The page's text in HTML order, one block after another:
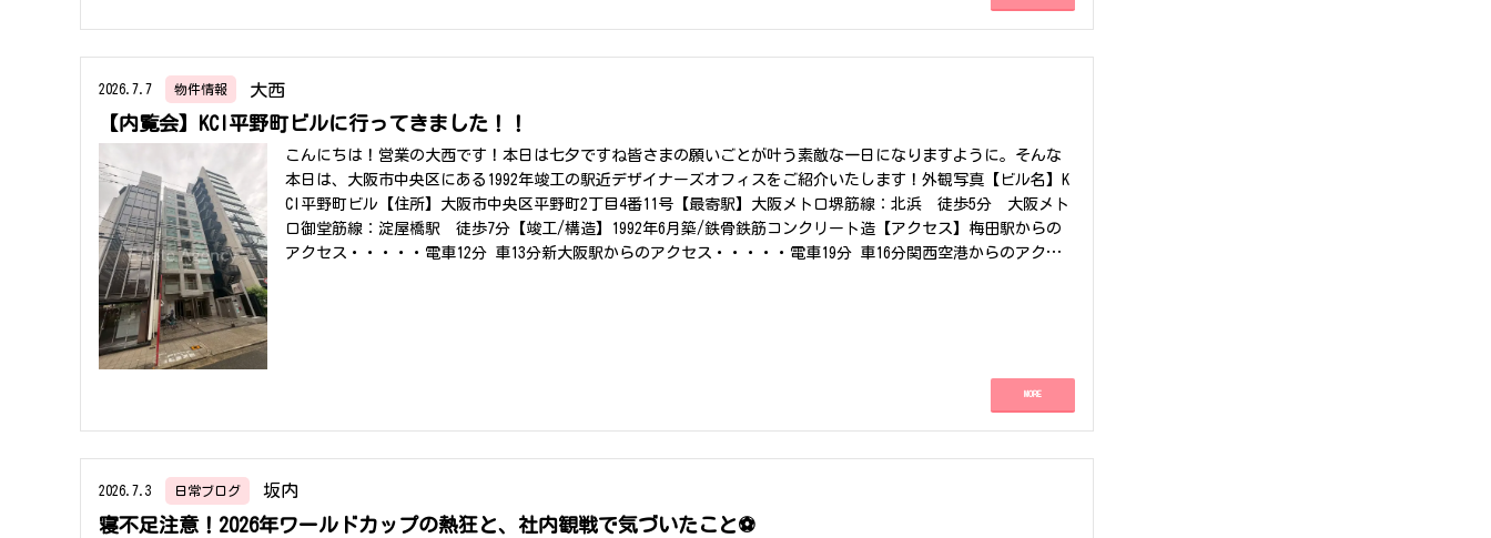
た。そもそも的な視点が大変勉強になりました。以上おすすめの本あれば教えてください！最後までお読みいた
2026.7.7 物件情報 大西
【内覧会】KCI平野町ビルに行ってきました！！
こんにちは！営業の大西です！本日は七夕ですね皆さまの願いごとが叶う素敵な一日になりますように。そんな
本日は、大阪市中央区にある1992年竣工の駅近デザイナーズオフィスをご紹介いたします！外観写真【ビル名】K
CI平野町ビル【住所】大阪市中央区平野町2丁目4番11号【最寄駅】大阪メトロ堺筋線：北浜 徒歩5分 大阪メト
ロ御堂筋線：淀屋橋駅 徒歩7分【竣工/構造】1992年6月築/鉄骨鉄筋コンクリート造【アクセス】梅田駅からの
アクセス・・・・・電車12分 車13分新大阪駅からのアクセス・・・・・電車19分 車16分関西空港からのアクセ
駅まで徒歩5分、御堂筋線「淀屋橋」駅まで徒歩7分と、2駅利用可能な好立地。大阪を代表するビジネス街に位置
しており、通勤や営業活動にも便利なロケーションです。【まとめ】KCI平野町ビルは、「約57坪の広々としたオ
中の企業様にもおすすめです。写真だけでは伝わらない開放感や建物の雰囲気は、ぜひ現地でご体感ください。
中央区平野町・北浜エリアでオフィスをお探しの方は、この機会にぜひ一度ご内覧ください。物件の詳細や内覧
MORE
2026.7.3 日常ブログ 坂内
寝不足注意！2026年ワールドカップの熱狂と、社内観戦で気づいたこと⚽